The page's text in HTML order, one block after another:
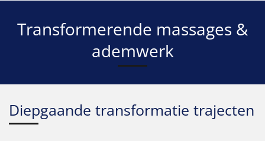
Transformerende massages &
ademwerk
Diepgaande transformatie trajecten